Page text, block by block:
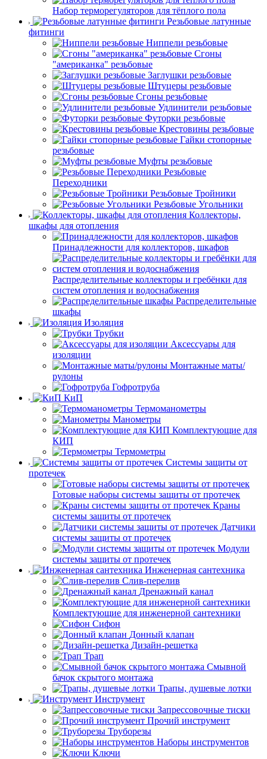
Набор терморегуляторов для тёплого пола
Резьбовые латунные
фитинги
Ниппели резьбовые
Сгоны
"американка" резьбовые
Заглушки резьбовые
Штуцеры резьбовые
Сгоны резьбовые
Удлинители резьбовые
Футорки резьбовые
Крестовины резьбовые
Гайки стопорные
резьбовые
Муфты резьбовые
Резьбовые
Переходники
Резьбовые Тройники
Резьбовые Угольники
Коллекторы,
шкафы для отопления
Принадлежности для коллекторов, шкафов
Распределительные коллекторы и гребёнки для
систем отопления и водоснабжения
Распределительные
шкафы
Изоляция
Трубки
Аксессуары для
изоляции
Монтажные маты/
рулоны
Гофротруба
КиП
Термоманометры
Манометры
Комплектующие для
КИП
Термометры
Системы защиты от
протечек
Готовые наборы системы защиты от протечек
Краны
системы защиты от протечек
Датчики
системы защиты от протечек
Модули
системы защиты от протечек
Инженерная сантехника
Слив-перелив
Дренажный канал
Комплектующие для инженерной сантехники
Сифон
Донный клапан
Дизайн-решетка
Трап
Смывной
бачок скрытого монтажа
Трапы, душевые лотки
Инструмент
Запрессовочные тиски
Прочий инструмент
Труборезы
Наборы инструментов
Ключи